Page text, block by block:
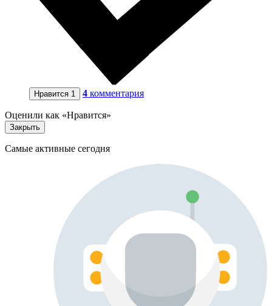
Нравится 1 4 комментария
Оценили как «Нравится»
Закрыть
Самые активные сегодня